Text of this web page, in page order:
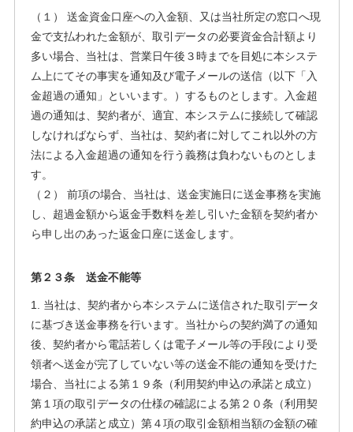
（１） 送金資金口座への入金額、又は当社所定の窓口へ現
金で支払われた金額が、取引データの必要資金合計額より
多い場合、当社は、営業日午後３時までを目処に本システ
ム上にてその事実を通知及び電子メールの送信（以下「入
金超過の通知」といいます。）するものとします。入金超
過の通知は、契約者が、適宜、本システムに接続して確認
しなければならず、当社は、契約者に対してこれ以外の方
法による入金超過の通知を行う義務は負わないものとしま
す。
（２） 前項の場合、当社は、送金実施日に送金事務を実施
し、超過金額から返金手数料を差し引いた金額を契約者か
ら申し出のあった返金口座に送金します。
第２３条 送金不能等
1. 当社は、契約者から本システムに送信された取引データ
に基づき送金事務を行います。当社からの契約満了の通知
後、契約者から電話若しくは電子メール等の手段により受
領者へ送金が完了していない等の送金不能の通知を受けた
場合、当社による第１９条（利用契約申込の承諾と成立）
第１項の取引データの仕様の確認による第２０条（利用契
約申込の承諾と成立）第４項の取引金額相当額の金額の確